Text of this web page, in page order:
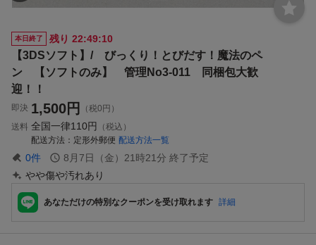
本日終了 残り 22:49:09
【3DSソフト】/ びっくり！とびだす！魔法のペ
ン 【ソフトのみ】 管理No3-011 同梱包大歓
迎！！
即決 1,500円
（税0円）
送料 全国一律110円
（税込）
配送方法
定形外郵便 配送方法一覧
0件 8月7日（金）21時21分 終了予定
やや傷や汚れあり
あなただけの特別なクーポンを受け取れます 詳細